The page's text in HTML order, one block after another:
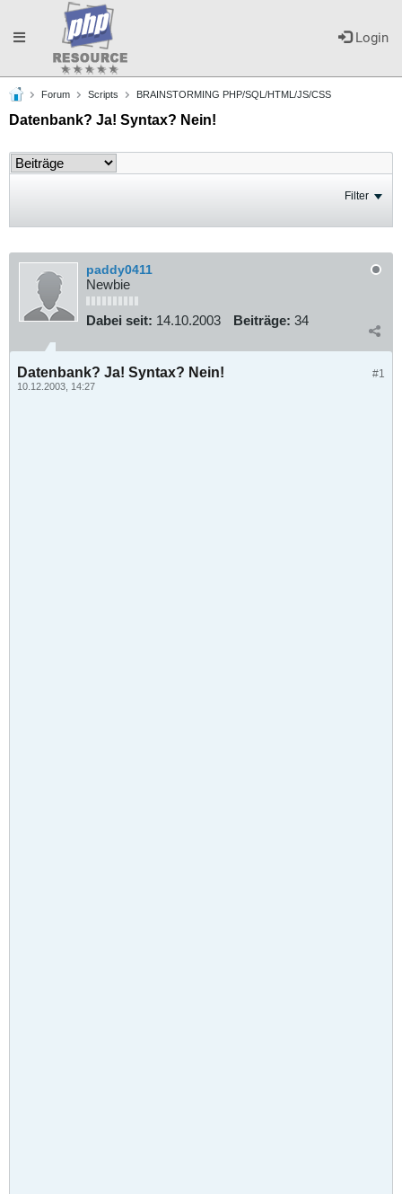
Login
Toggle
navigation
Forum Scripts BRAINSTORMING PHP/SQL/HTML/JS/CSS
Datenbank? Ja! Syntax? Nein!
Filter
paddy0411
Newbie
Dabei seit: 14.10.2003 Beiträge: 34
#1
Datenbank? Ja! Syntax? Nein!
10.12.2003, 14:27